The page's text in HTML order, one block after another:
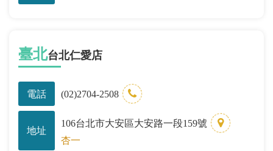
臺北台北仁愛店
電話 (02)2704-2508
地址
106台北市大安區大安路一段159號
杏一